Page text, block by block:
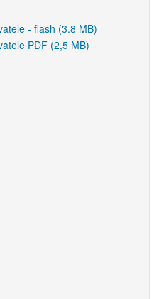
- flash (3.8 MB)
PDF (2,5 MB)